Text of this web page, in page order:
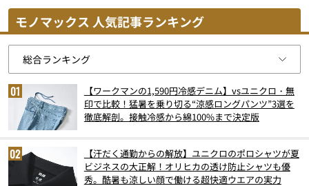
モノマックス 人気記事ランキング
【ワークマンの1,590円冷感デニム】vsユニクロ・無
印で比較！猛暑を乗り切る“涼感ロングパンツ”3選を
徹底解剖。接触冷感から綿100%まで決定版
【汗だく通勤からの解放】ユニクロのポロシャツが夏
ビジネスの大正解！オリヒカの透け防止シャツも優
秀。酷暑も涼しい顔で働ける超快適ウエアの実力